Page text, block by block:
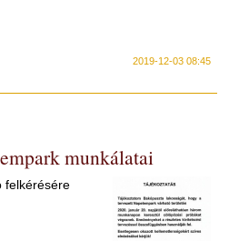
2019-12-03 08:45
munkálatai
felkérésére